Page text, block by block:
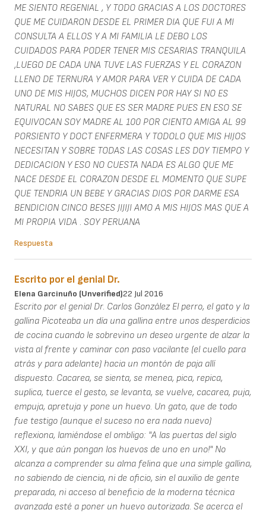
ME SIENTO REGENIAL , Y TODO GRACIAS A LOS DOCTORES
QUE ME CUIDARON DESDE EL PRIMER DIA QUE FUI A MI
CONSULTA A ELLOS Y A MI FAMILIA LE DEBO LOS
CUIDADOS PARA PODER TENER MIS CESARIAS TRANQUILA
,LUEGO DE CADA UNA TUVE LAS FUERZAS Y EL CORAZON
LLENO DE TERNURA Y AMOR PARA VER Y CUIDA DE CADA
UNO DE MIS HIJOS, MUCHOS DICEN POR HAY SI NO ES
NATURAL NO SABES QUE ES SER MADRE PUES EN ESO SE
EQUIVOCAN SOY MADRE AL 100 POR CIENTO AMIGA AL 99
PORSIENTO Y DOCT ENFERMERA Y TODOLO QUE MIS HIJOS
NECESITAN Y SOBRE TODAS LAS COSAS LES DOY TIEMPO Y
DEDICACION Y ESO NO CUESTA NADA ES ALGO QUE ME
NACE DESDE EL CORAZON DESDE EL MOMENTO QUE SUPE
QUE TENDRIA UN BEBE Y GRACIAS DIOS POR DARME ESA
BENDICION CINCO BESES JIJIJI AMO A MIS HIJOS MAS QUE A
MI PROPIA VIDA . SOY PERUANA
Respuesta
Escrito por el genial Dr.
Elena Garcinuño (unverified)22 Jul 2016
Escrito por el genial Dr. Carlos González El perro, el gato y la
gallina Picoteaba un día una gallina entre unos desperdicios
de cocina cuando le sobrevino un deseo urgente de alzar la
vista al frente y caminar con paso vacilante (el cuello para
atrás y para adelante) hacia un montón de paja allí
dispuesto. Cacarea, se sienta, se menea, pica, repica,
suplica, tuerce el gesto, se levanta, se vuelve, cacarea, puja,
empuja, apretuja y pone un huevo. Un gato, que de todo
fue testigo (aunque el suceso no era nada nuevo)
reflexiona, lamiéndose el ombligo: "A las puertas del siglo
XXI, y que aún pongan los huevos de uno en uno!" No
alcanza a comprender su alma felina que una simple gallina,
no sabiendo de ciencia, ni de oficio, sin el auxilio de gente
preparada, ni acceso al beneficio de la moderna técnica
avanzada esté a poner un huevo autorizada. Se acerca el